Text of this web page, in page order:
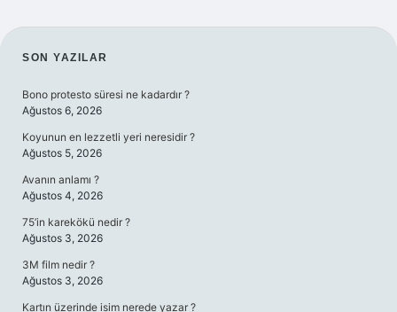
SIDEBAR
SON YAZILAR
Bono protesto süresi ne kadardır ?
Ağustos 6, 2026
Koyunun en lezzetli yeri neresidir ?
Ağustos 5, 2026
Avanın anlamı ?
Ağustos 4, 2026
75’in karekökü nedir ?
Ağustos 3, 2026
3M film nedir ?
Ağustos 3, 2026
Kartın üzerinde isim nerede yazar ?